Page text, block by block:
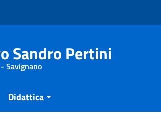
Sandro Pertini
Savignano
Didattica